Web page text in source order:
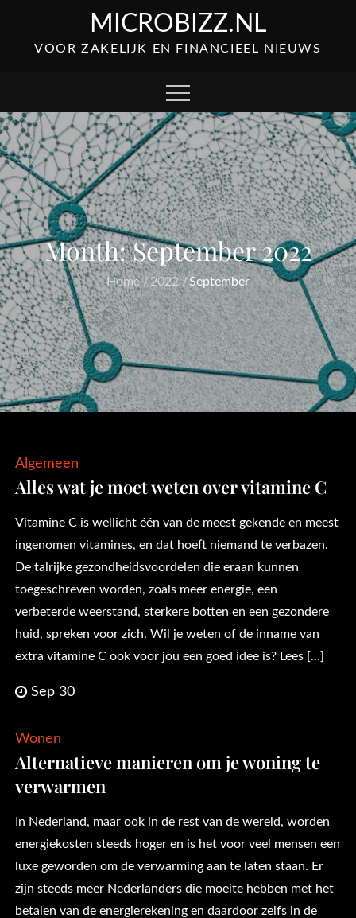
content
MICROBIZZ.NL
VOOR ZAKELIJK EN FINANCIEEL NIEUWS
Month:September 2022
Home 2022 September
Algemeen
Alles wat je moet weten over vitamine C
Vitamine C is wellicht één van de meest gekende en meest
ingenomen vitamines, en dat hoeft niemand te verbazen.
De talrijke gezondheidsvoordelen die eraan kunnen
toegeschreven worden, zoals meer energie, een
verbeterde weerstand, sterkere botten en een gezondere
huid, spreken voor zich. Wil je weten of de inname van
extra vitamine C ook voor jou een goed idee is? Lees […]
Sep 30
Wonen
Alternatieve manieren om je woning te
verwarmen
In Nederland, maar ook in de rest van de wereld, worden
energiekosten steeds hoger en is het voor veel mensen een
luxe geworden om de verwarming aan te laten staan. Er
zijn steeds meer Nederlanders die moeite hebben met het
betalen van de energierekening en daardoor zelfs in de